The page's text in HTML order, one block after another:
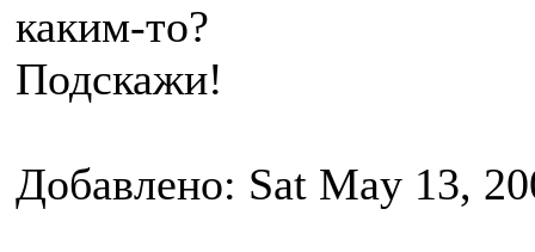
каким-то?
Подскажи!
Добавлено: Sat May 13,